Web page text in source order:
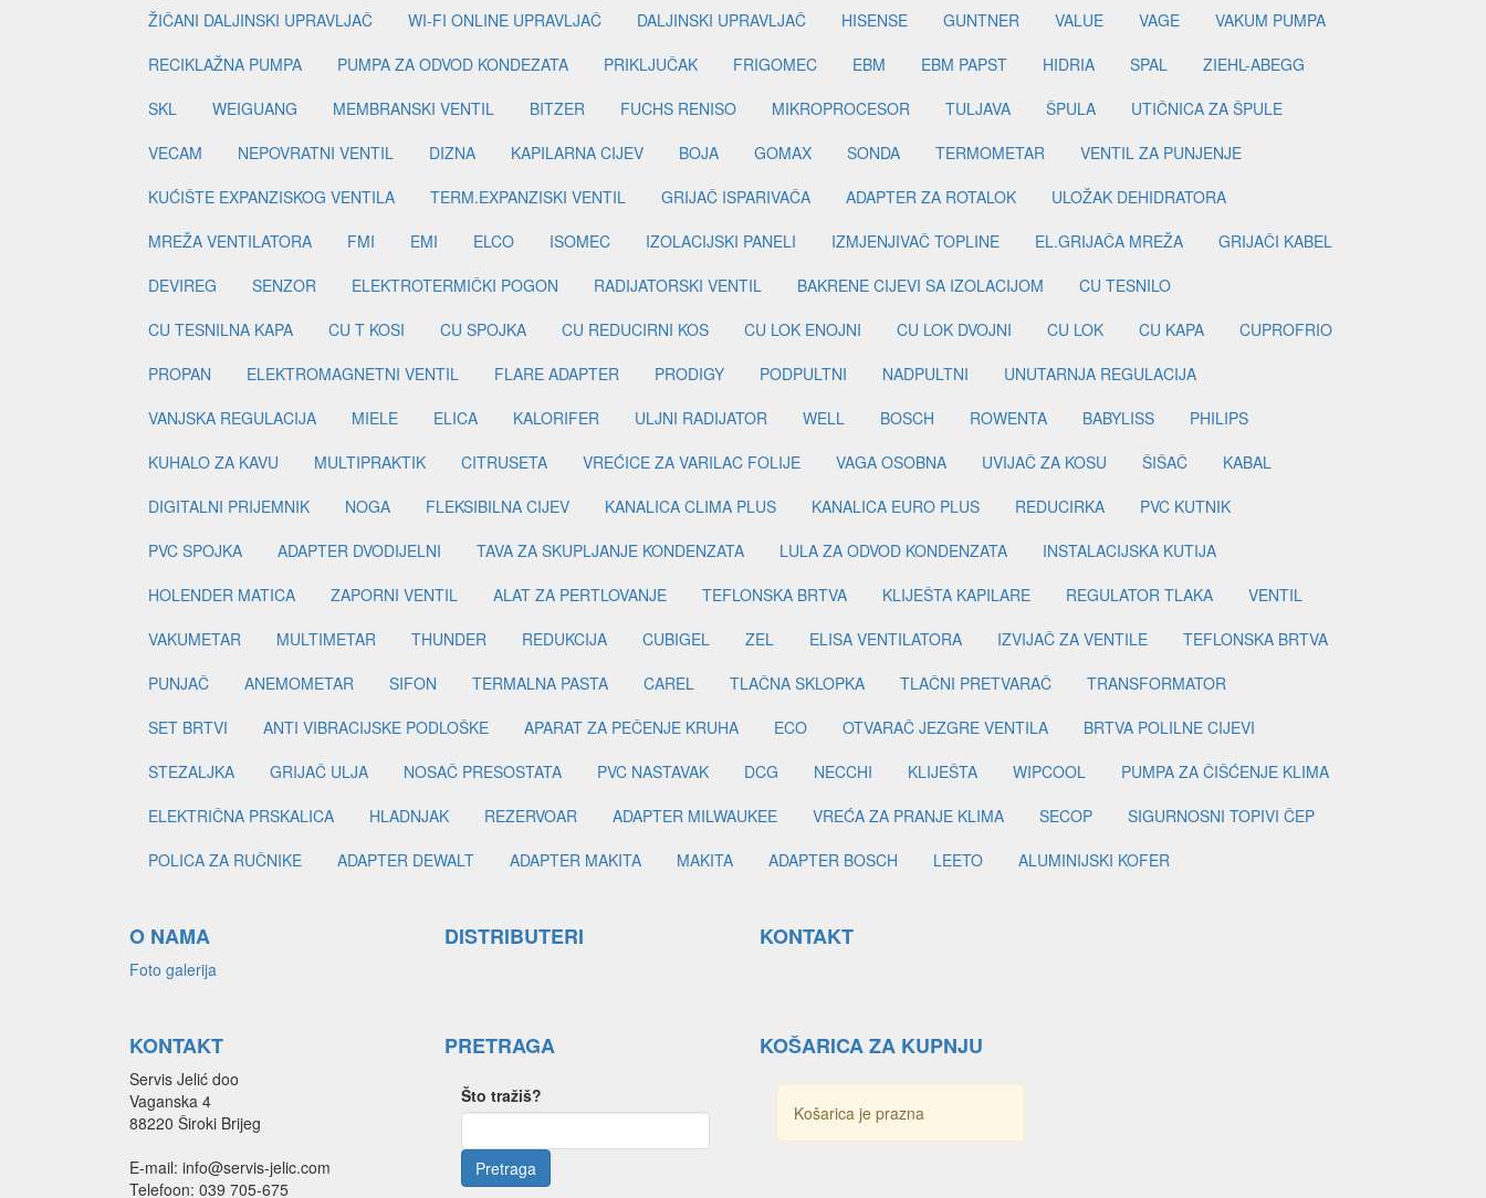
ŽIČANI DALJINSKI UPRAVLJAČ
WI-FI ONLINE UPRAVLJAČ DALJINSKI UPRAVLJAČ HISENSE GUNTNER VALUE VAGE
VAKUM PUMPA
RECIKLAŽNA PUMPA
PUMPA ZA ODVOD KONDEZATA PRIKLJUČAK FRIGOMEC EBM EBM PAPST HIDRIA SPAL
ZIEHL-ABEGG
SKL
WEIGUANG MEMBRANSKI VENTIL BITZER FUCHS RENISO MIKROPROCESOR TULJAVA ŠPULA
UTIČNICA ZA ŠPULE
VECAM
NEPOVRATNI VENTIL DIZNA KAPILARNA CIJEV BOJA GOMAX SONDA TERMOMETAR
VENTIL ZA PUNJENJE
KUĆIŠTE EXPANZISKOG VENTILA
TERM.EXPANZISKI VENTIL GRIJAČ ISPARIVAČA ADAPTER ZA ROTALOK
ULOŽAK DEHIDRATORA
MREŽA VENTILATORA
FMI EMI ELCO ISOMEC IZOLACIJSKI PANELI IZMJENJIVAČ TOPLINE EL.GRIJAČA MREŽA
GRIJAČI KABEL
DEVIREG
SENZOR ELEKTROTERMIČKI POGON RADIJATORSKI VENTIL BAKRENE CIJEVI SA IZOLACIJOM
CU TESNILO
CU TESNILNA KAPA
CU T KOSI CU SPOJKA CU REDUCIRNI KOS CU LOK ENOJNI CU LOK DVOJNI CU LOK CU KAPA
CUPROFRIO
PROPAN
ELEKTROMAGNETNI VENTIL FLARE ADAPTER PRODIGY PODPULTNI NADPULTNI
UNUTARNJA REGULACIJA
VANJSKA REGULACIJA
MIELE ELICA KALORIFER ULJNI RADIJATOR WELL BOSCH ROWENTA BABYLISS
PHILIPS
KUHALO ZA KAVU
MULTIPRAKTIK CITRUSETA VREĆICE ZA VARILAC FOLIJE VAGA OSOBNA UVIJAČ ZA KOSU ŠIŠAČ
KABAL
DIGITALNI PRIJEMNIK
NOGA FLEKSIBILNA CIJEV KANALICA CLIMA PLUS KANALICA EURO PLUS REDUCIRKA
PVC KUTNIK
PVC SPOJKA
ADAPTER DVODIJELNI TAVA ZA SKUPLJANJE KONDENZATA LULA ZA ODVOD KONDENZATA
INSTALACIJSKA KUTIJA
HOLENDER MATICA
ZAPORNI VENTIL ALAT ZA PERTLOVANJE TEFLONSKA BRTVA KLIJEŠTA KAPILARE REGULATOR TLAKA
VENTIL
VAKUMETAR
MULTIMETAR THUNDER REDUKCIJA CUBIGEL ZEL ELISA VENTILATORA IZVIJAČ ZA VENTILE
TEFLONSKA BRTVA
PUNJAČ
ANEMOMETAR SIFON TERMALNA PASTA CAREL TLAČNA SKLOPKA TLAČNI PRETVARAČ
TRANSFORMATOR
SET BRTVI
ANTI VIBRACIJSKE PODLOŠKE APARAT ZA PEČENJE KRUHA ECO OTVARAČ JEZGRE VENTILA
BRTVA POLILNE CIJEVI
STEZALJKA
GRIJAČ ULJA NOSAČ PRESOSTATA PVC NASTAVAK DCG NECCHI KLIJEŠTA WIPCOOL
PUMPA ZA ČIŠĆENJE KLIMA
ELEKTRIČNA PRSKALICA
HLADNJAK REZERVOAR ADAPTER MILWAUKEE VREĆA ZA PRANJE KLIMA SECOP
SIGURNOSNI TOPIVI ČEP
POLICA ZA RUČNIKE
ADAPTER DEWALT ADAPTER MAKITA MAKITA ADAPTER BOSCH LEETO ALUMINIJSKI KOFER
O NAMA
Foto galerija
DISTRIBUTERI KONTAKT
KONTAKT
Servis Jelić doo
Vaganska 4
88220 Široki Brijeg
E-mail: info@servis-jelic.com
Telefoon: 039 705-675
PRETRAGA
Što tražiš?
KOŠARICA ZA KUPNJU
Košarica je prazna